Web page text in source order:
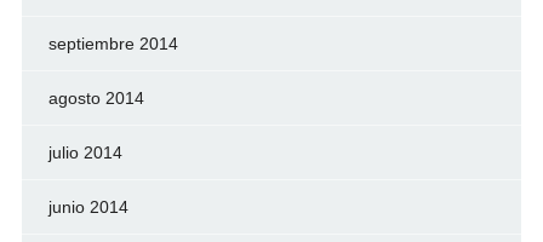
septiembre 2014
agosto 2014
julio 2014
junio 2014